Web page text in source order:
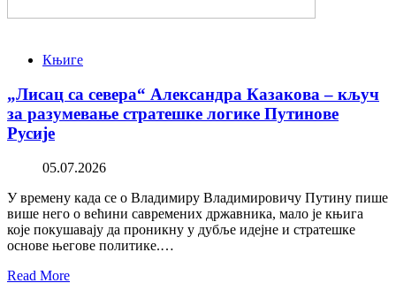
Књиге
„Лисац са севера“ Александра Казакова – кључ
за разумевање стратешке логике Путинове
Русије
05.07.2026
У времену када се о Владимиру Владимировичу Путину пише
више него о већини савремених државника, мало је књига
које покушавају да проникну у дубље идејне и стратешке
основе његове политике.…
Read More